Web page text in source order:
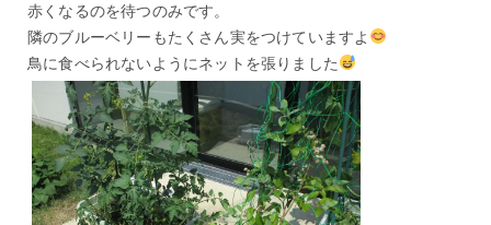
赤くなるのを待つのみです。
隣のブルーベリーもたくさん実をつけていますよ
鳥に食べられないようにネットを張りました